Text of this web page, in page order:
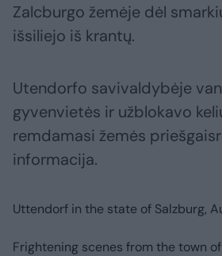
Zalcburgo žemėje dėl
išsiliejo iš krantų.
Utendorfo savivaldybėje
gyvenvietės ir užblokavo
remdamasi žemės
informacija.
Uttendorf in the state of Salzburg,
Frightening scenes from the town